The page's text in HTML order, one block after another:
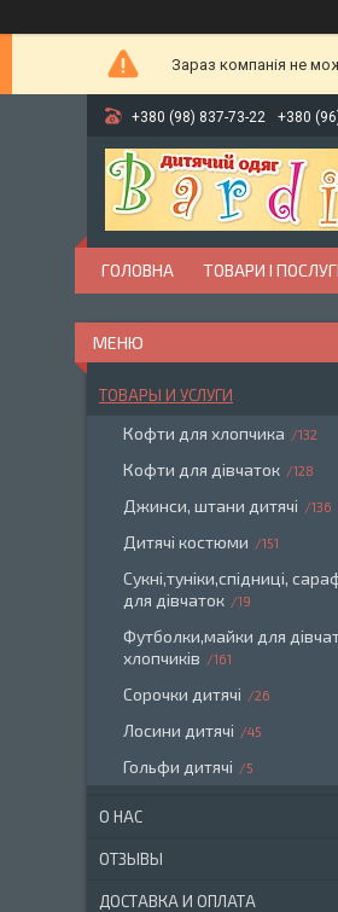
Зараз компанія не
+380 (98) 837-73-22 +380
ГОЛОВНА ТОВАРИ І
ТОВАРЫ И УСЛУГИ
Кофти для хлопчика 132
Кофти для дівчаток 128
Джинси, штани дитячі 136
Дитячі костюми 151
Сукні,туніки,спідниці,
для дівчаток
19
Футболки,майки для
хлопчиків
161
Сорочки дитячі 26
Лосини дитячі 45
Гольфи дитячі 5
О НАС
ОТЗЫВЫ
ДОСТАВКА И ОПЛАТА